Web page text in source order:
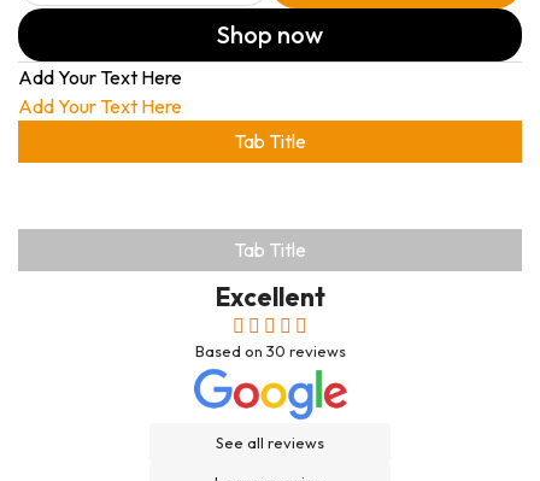
Shop now
Add Your Text Here
Add Your Text Here
Tab Title
Tab Title
Excellent
Based on 30 reviews
See all reviews